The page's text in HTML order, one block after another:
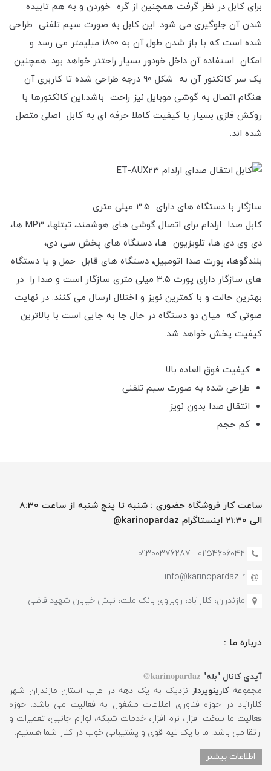
برای کابل در نظر گرفت همچنین از گره خوردن و به هم تابیده
شدن آن جلوگیری می شود. این کابل به صورت سیم تلفنی طراحی
شده است که با باز شدن طول آن به 1800 میلیمتر می رسد و
امکان استفاده آن داخل خودور بسیار راحتتر خواهد بود. همچنین
یک سر کانکتور آن به شکل 90 درجه طراحی شده تا کاربری آن
هنگام اتصال به گوشی موبایل نیز راحت باشد.این کانکتورها با
روکش فلزی بسیار با کیفیت کاملا حرفه ای به کابل اصلی متصل
شده اند.
سازگار با دستگاه های دارای 3.5 میلی متری
کابل صدا ارلدام برای اتصال گوشی های هوشمند، تبتلها، MP3 ها،
دی وی دی ها، تلویزیون ها، دستگاه های پخش سی دی،
بلندگوها، پورت صدا اتومبیل، دستگاه های قابل حمل و یا دستگاه
های سازگار دارای پورت 3.5 میلی متری سازگار است و صدا را در
بهترین حالت و با کمترین نویز و اختلال ارسال می کنند. در نهایت
صوتی که میان دو دستگاه در حال جا به جایی است با بالاترین
کیفیت پخش خواهد شد.
کیفیت فوق العاده بالا
طراحی شده به صورت سیم تلفنی
انتقال صدا بدون نویز
کم حجم
ساعت کار فروشگاه حضوری : شنبه تا پنج شنبه از ساعت 8:30
الی 21:30 اینستاگرام karinopardaz@
01154606042 - 09300376287
info@karinopardaz.ir
مازندران، کلارآباد، روبروی بانک ملت، نبش خیابان شهید قاضی
درباره ما :
آیدی کانال "بله" karinopardaz@
مجموعهکارینوپرداز نزدیک به یک دهه در غرب استان مازندران شهر
کلارآباد در حوزه فناوری اطلاعات مشغول به فعالیت می باشد. حوزه
فعالیت ما سخت افزار، نرم افزار، خدمات شبکه، لوازم جانبی، تعمیرات و
ارتقا می باشد. ما با یک تیم قوی و پشتیبانی خوب در کنار شما هستیم.
اطلاعات بیشتر